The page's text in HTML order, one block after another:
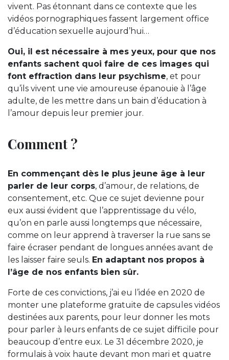
vivent. Pas étonnant dans ce contexte que les
vidéos pornographiques fassent largement office
d’éducation sexuelle aujourd’hui…
Oui, il est nécessaire à mes yeux, pour que nos
enfants sachent quoi faire de ces images qui
font effraction dans leur psychisme, et pour
qu’ils vivent une vie amoureuse épanouie à l’âge
adulte, de les mettre dans un bain d’éducation à
l’amour depuis leur premier jour.
Comment ?
En commençant dès le plus jeune âge à leur
parler de leur corps, d’amour, de relations, de
consentement, etc. Que ce sujet devienne pour
eux aussi évident que l’apprentissage du vélo,
qu’on en parle aussi longtemps que nécessaire,
comme on leur apprend à traverser la rue sans se
faire écraser pendant de longues années avant de
les laisser faire seuls. En adaptant nos propos à
l’âge de nos enfants bien sûr.
Forte de ces convictions, j’ai eu l’idée en 2020 de
monter une plateforme gratuite de capsules vidéos
destinées aux parents, pour leur donner les mots
pour parler à leurs enfants de ce sujet difficile pour
beaucoup d’entre eux. Le 31 décembre 2020, je
formulais à voix haute devant mon mari et quatre